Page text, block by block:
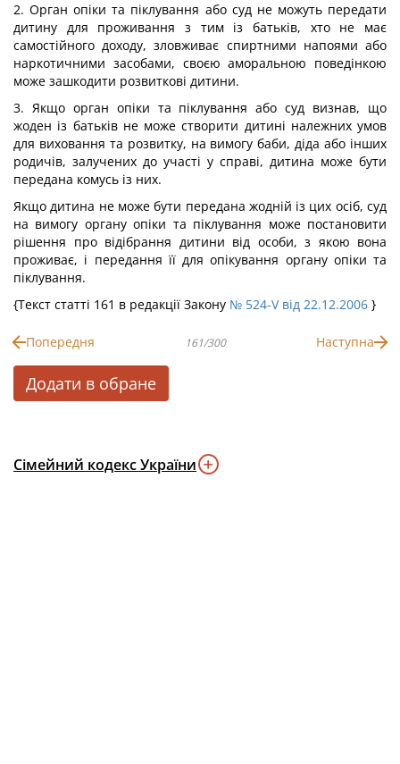
2. Орган опіки та піклування або суд не можуть передати
дитину для проживання з тим із батьків, хто не має
самостійного доходу, зловживає спиртними напоями або
наркотичними засобами, своєю аморальною поведінкою
може зашкодити розвиткові дитини.
3. Якщо орган опіки та піклування або суд визнав, що
жоден із батьків не може створити дитині належних умов
для виховання та розвитку, на вимогу баби, діда або інших
родичів, залучених до участі у справі, дитина може бути
передана комусь із них.
Якщо дитина не може бути передана жодній із цих осіб, суд
на вимогу органу опіки та піклування може постановити
рішення про відібрання дитини від особи, з якою вона
проживає, і передання її для опікування органу опіки та
піклування.
{Текст статті 161 в редакції Закону № 524-V від 22.12.2006 }
Попередня 161/300 Наступна
Додати в обране
Сімейний кодекс України